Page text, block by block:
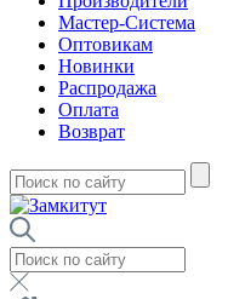
Мастер-Система
Оптовикам
Новинки
Распродажа
Оплата
Возврат